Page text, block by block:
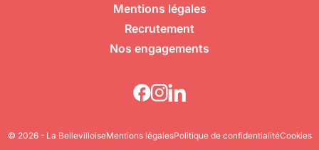
Mentions légales
Recrutement
Nos engagements
© 2026 - La BellevilloiseMentions légalesPolitique de confidentialitéCookies